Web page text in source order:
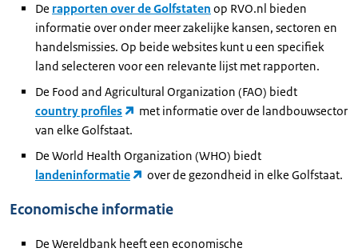
De rapporten over de Golfstaten op RVO.nl bieden
informatie over onder meer zakelijke kansen, sectoren en
handelsmissies. Op beide websites kunt u een specifiek
land selecteren voor een relevante lijst met rapporten.
De Food and Agricultural Organization (FAO) biedt
country profiles
met informatie over de landbouwsector
van elke Golfstaat.
De World Health Organization (WHO) biedt
landeninformatie
over de gezondheid in elke Golfstaat.
Economische informatie
De Wereldbank heeft een economische